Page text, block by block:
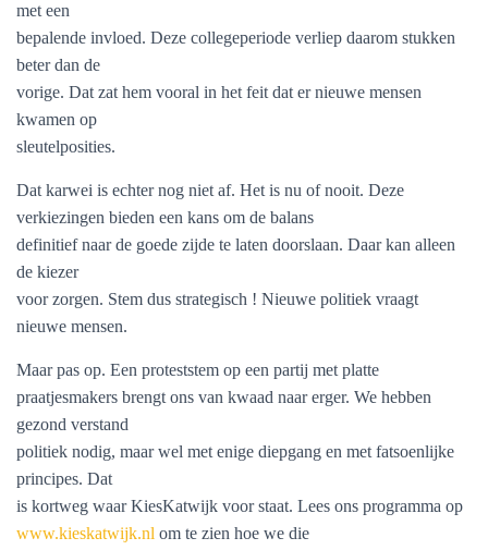
met een
bepalende invloed. Deze collegeperiode verliep daarom stukken
beter dan de
vorige. Dat zat hem vooral in het feit dat er nieuwe mensen
kwamen op
sleutelposities.
Dat karwei is echter nog niet af. Het is nu of nooit. Deze
verkiezingen bieden een kans om de balans
definitief naar de goede zijde te laten doorslaan. Daar kan alleen
de kiezer
voor zorgen. Stem dus strategisch ! Nieuwe politiek vraagt
nieuwe mensen.
Maar pas op. Een proteststem op een partij met platte
praatjesmakers brengt ons van kwaad naar erger. We hebben
gezond verstand
politiek nodig, maar wel met enige diepgang en met fatsoenlijke
principes. Dat
is kortweg waar KiesKatwijk voor staat. Lees ons programma op
www.kieskatwijk.nl om te zien hoe we die